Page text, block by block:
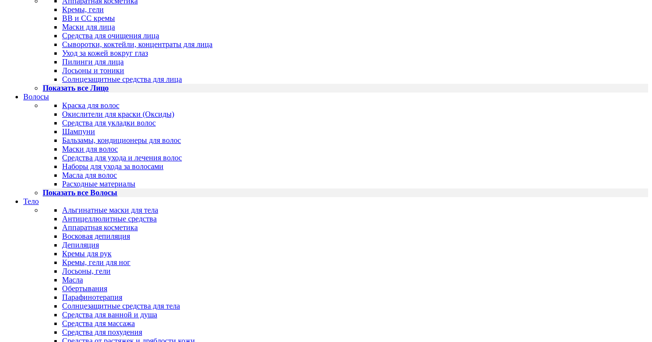
Кремы, гели
BB и CC кремы
Маски для лица
Средства для очищения лица
Сыворотки, коктейли, концентраты для лица
Уход за кожей вокруг глаз
Пилинги для лица
Лосьоны и тоники
Солнцезащитные средства для лица
Показать все Лицо
Волосы
Краска для волос
Окислители для краски (Оксиды)
Средства для укладки волос
Шампуни
Бальзамы, кондиционеры для волос
Маски для волос
Средства для ухода и лечения волос
Наборы для ухода за волосами
Масла для волос
Расходные материалы
Показать все Волосы
Тело
Альгинатные маски для тела
Антицеллюлитные средства
Аппаратная косметика
Восковая депиляция
Депиляция
Кремы для рук
Кремы, гели для ног
Лосьоны, гели
Масла
Обертывания
Парафинотерапия
Солнцезащитные средства для тела
Средства для ванной и душа
Средства для массажа
Средства для похудения